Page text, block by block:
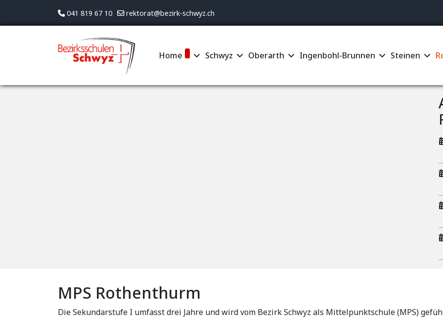
041 819 67 10 rektorat@bezirk-schwyz.ch
Home Schwyz Oberarth Ingenbohl-Brunnen Steinen
MPS Rothenthurm
Die Sekundarstufe I umfasst drei Jahre und wird vom Bezirk Schwyz als Mittelpunktschule (MPS)